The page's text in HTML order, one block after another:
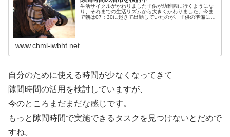
生活サイクルがかわりました子供が幼稚園に行くようにな
り、それまでの生活リズムから大きくかわりました。今ま
で朝は07：30に起きて出勤していたのが、子供の準備に合
www.chml-iwbht.net
自分のために使える時間が少なくなってきて
隙間時間の活用を検討していますが、
今のところまだまだな感じです。
もっと隙間時間で実施できるタスクを見つけないとだめで
すね。